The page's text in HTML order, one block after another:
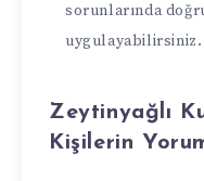
sorunlarında
uygulayabilirsiniz.
Zeytinyağlı
Kişilerin